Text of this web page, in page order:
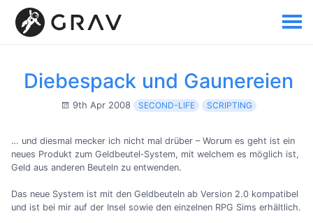
Diebespack und Gaunereien
9th Apr 2008 SECOND-LIFE SCRIPTING
… und diesmal mecker ich nicht mal drüber – Worum es geht ist ein
neues Produkt zum Geldbeutel‐System, mit welchem es möglich ist,
Geld aus anderen Beuteln zu entwenden.
Das neue System ist mit den Geldbeuteln ab Version 2.0 kompatibel
und ist bei mir auf der Insel sowie den einzelnen RPG Sims erhältlich.